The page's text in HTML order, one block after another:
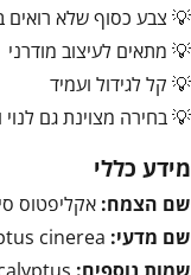
💡 צבע כסוף שלא
💡 מתאים לעיצוב מודרני
💡 קל לגידול ועמיד
💡 בחירה מצוינת גם לנוי
מידע כללי
שם הצמח: אקליפטוס
שם מדעי: